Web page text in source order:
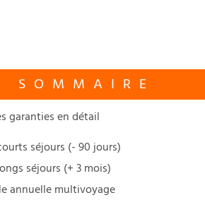
SOMMAIRE
garanties en détail
séjours (- 90 jours)
séjours (+ 3 mois)
annuelle multivoyage